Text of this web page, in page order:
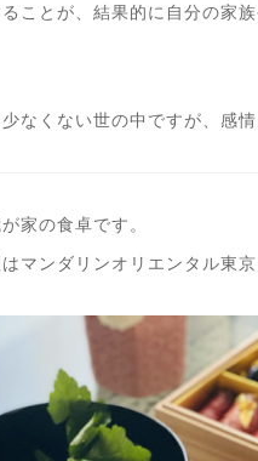
ことが、結果的に自分の家
なくない世の中ですが、感
家の食卓です。
マンダリンオリエンタル東